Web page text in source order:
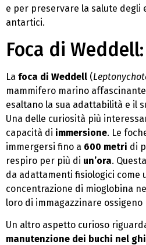
e per preservare la salute degli
antartici.
Foca di
La foca di Weddell (
mammifero marino
esaltano la sua adattabilità e il
Una delle curiosità più
capacità di immersione. Le
immergersi fino a 600 metri di
respiro per più di un’ora.
da adattamenti fisiologici come
concentrazione di mioglobina
loro di immagazzinare
Un altro aspetto curioso
manutenzione dei buchi nel